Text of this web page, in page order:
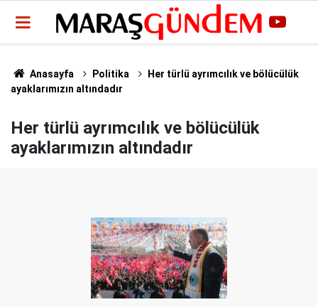
Anasayfa Politika
Her türlü ayrımcılık ve bölücülük
ayaklarımızın altındadır
Her türlü ayrımcılık ve bölücülük
ayaklarımızın altındadır